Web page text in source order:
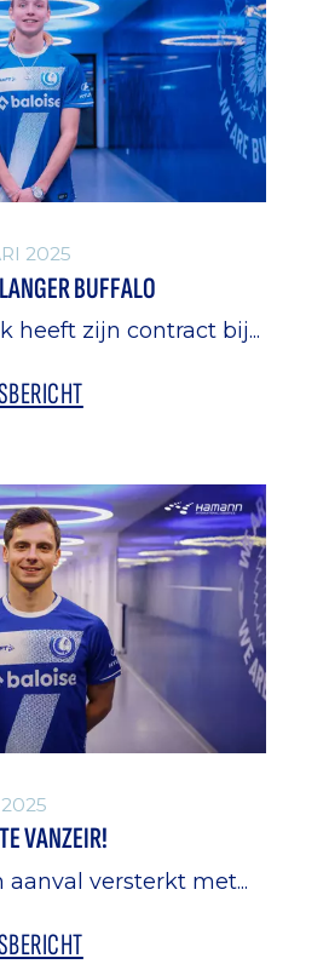
2025
BUFFALO
heeft zijn contract bij...
VANZEIR!
aanval versterkt met...